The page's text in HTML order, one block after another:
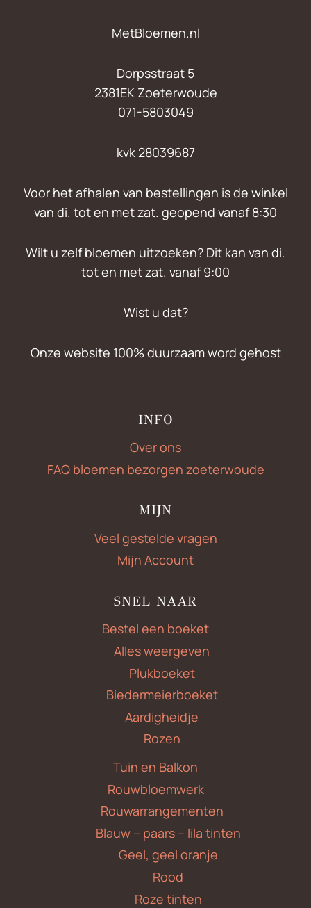
MetBloemen.nl
Dorpsstraat 5
2381EK Zoeterwoude
071-5803049
kvk 28039687
Voor het afhalen van bestellingen is de winkel
van di. tot en met zat. geopend vanaf 8:30
Wilt u zelf bloemen uitzoeken? Dit kan van di.
tot en met zat. vanaf 9:00
Wist u dat?
Onze website 100% duurzaam word gehost
INFO
Over ons
FAQ bloemen bezorgen zoeterwoude
MIJN
Veel gestelde vragen
Mijn Account
SNEL NAAR
Bestel een boeket
Alles weergeven
Plukboeket
Biedermeierboeket
Aardigheidje
Rozen
Tuin en Balkon
Rouwbloemwerk
Rouwarrangementen
Blauw – paars – lila tinten
Geel, geel oranje
Rood
Roze tinten